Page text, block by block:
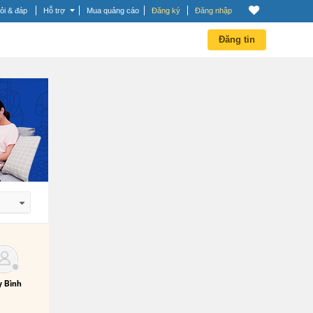
& đáp Hỗ trợ Mua quảng cáo Đăng ký Đăng nhập
Đăng tin
Bình